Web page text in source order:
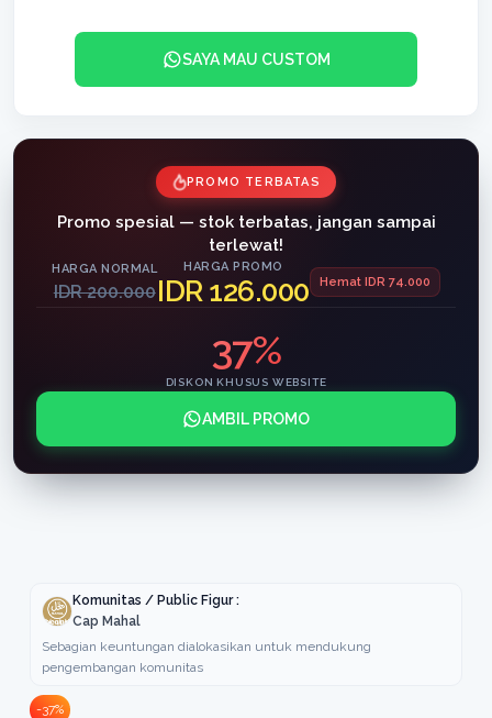
SAYA MAU CUSTOM
PROMO TERBATAS
Promo spesial — stok terbatas, jangan sampai
terlewat!
HARGA NORMAL
IDR 200.000
HARGA PROMO
IDR 126.000 Hemat IDR 74.000
37%
DISKON KHUSUS WEBSITE
AMBIL PROMO
Komunitas / Public Figur :
Cap Mahal
Sebagian keuntungan dialokasikan untuk mendukung
pengembangan komunitas
-37%